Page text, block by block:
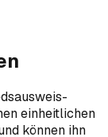
einheitlichen
können ihn